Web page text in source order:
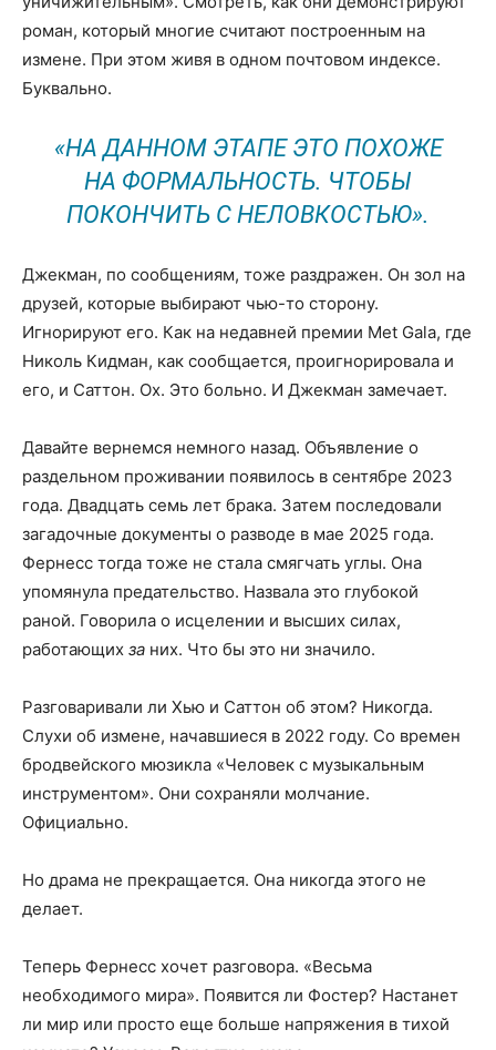
роман, который многие считают построенным на
измене. При этом живя в одном почтовом индексе.
Буквально.
«НА ДАННОМ ЭТАПЕ ЭТО ПОХОЖЕ
НА ФОРМАЛЬНОСТЬ. ЧТОБЫ
ПОКОНЧИТЬ С НЕЛОВКОСТЬЮ».
Джекман, по сообщениям, тоже раздражен. Он зол на
друзей, которые выбирают чью-то сторону.
Игнорируют его. Как на недавней премии Met Gala, где
Николь Кидман, как сообщается, проигнорировала и
его, и Саттон. Ох. Это больно. И Джекман замечает.
Давайте вернемся немного назад. Объявление о
раздельном проживании появилось в сентябре 2023
года. Двадцать семь лет брака. Затем последовали
загадочные документы о разводе в мае 2025 года.
Фернесс тогда тоже не стала смягчать углы. Она
упомянула предательство. Назвала это глубокой
раной. Говорила о исцелении и высших силах,
работающих за них. Что бы это ни значило.
Разговаривали ли Хью и Саттон об этом? Никогда.
Слухи об измене, начавшиеся в 2022 году. Со времен
бродвейского мюзикла «Человек с музыкальным
инструментом». Они сохраняли молчание.
Официально.
Но драма не прекращается. Она никогда этого не
делает.
Теперь Фернесс хочет разговора. «Весьма
необходимого мира». Появится ли Фостер? Настанет
ли мир или просто еще больше напряжения в тихой